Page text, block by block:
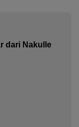
dari Nakulle